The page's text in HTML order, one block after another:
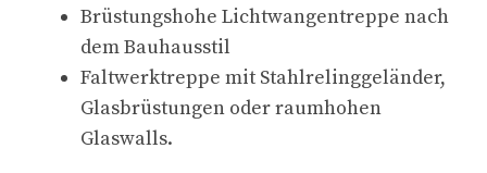
Brüstungshohe Lichtwangentreppe nach
dem Bauhausstil
Faltwerktreppe mit Stahlrelinggeländer,
Glasbrüstungen oder raumhohen
Glaswalls.